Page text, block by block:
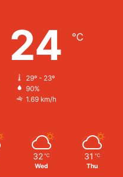
24 ℃
29º - 23º
90%
1.69 km/h
32 ℃
Wed
31 ℃
Thu